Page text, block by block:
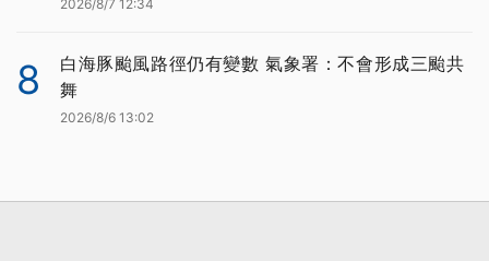
2026/8/7 12:34
8
白海豚颱風路徑仍有變數 氣象署：不會形成三颱共
舞
2026/8/6 13:02